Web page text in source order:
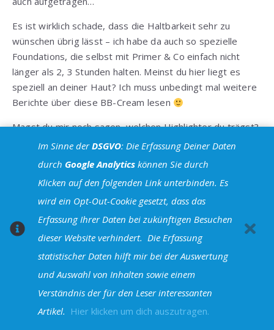
Es ist wirklich schade, dass die Haltbarkeit sehr zu
wünschen übrig lässt – ich habe da auch so spezielle
Foundations, die selbst mit Primer & Co einfach nicht
länger als 2, 3 Stunden halten. Meinst du hier liegt es
speziell an deiner Haut? Ich muss unbedingt mal weitere
Berichte über diese BB-Cream lesen
Magst du mir noch sagen, welchen Highlighter du trägst?
Der ist mir gleich aufgefallen, sieht so schön aus!
Antworten
shelynx
25. März 2013 um 16:55 Uhr
mmh – ich finde die Skin79 Orange ähnlich hell – die
Ich weiß manchmal nicht, ob es an meiner HAut liegt –
anders oft… ich denke schon, dass man sehr individuell
Im Sinne derDSGVO: Die Erfassung Deiner Daten
durch Google Analyticskönnen Sie durch
Klicken auf den folgenden Link unterbinden. Es
wird ein Opt-Out-Cookie gesetzt, dass das
Erfassung Ihrer Daten bei zukünftigen Besuchen
dieser Website verhindert. Die Erfassung
statistischer Daten hilft mir bei der Auswertung
und Auswahl von Inhalten sowie einem
Verständnis der für den Leser interessanten
Artikel. Hier klicken um dich auszutragen.